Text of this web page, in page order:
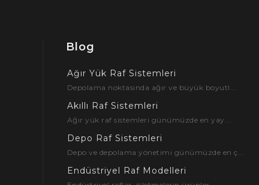
Blog
Ağır Yük Raf Sistemleri
Depolama noktasında ağır ve büyük boyutl...
Akıllı Raf Sistemleri
Ağır yük raf sistemleri günümüzde en yay...
Depo Raf Sistemleri
Depo ve depolama yönetimi günümüzde en ç...
Endüstriyel Raf Modelleri